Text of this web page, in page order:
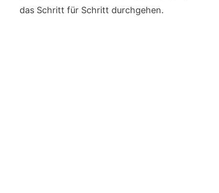
das Schritt für Schritt durchgehen.